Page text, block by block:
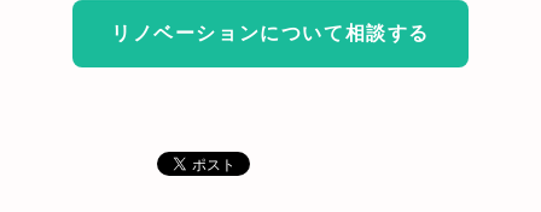
リノベーションについて相談する